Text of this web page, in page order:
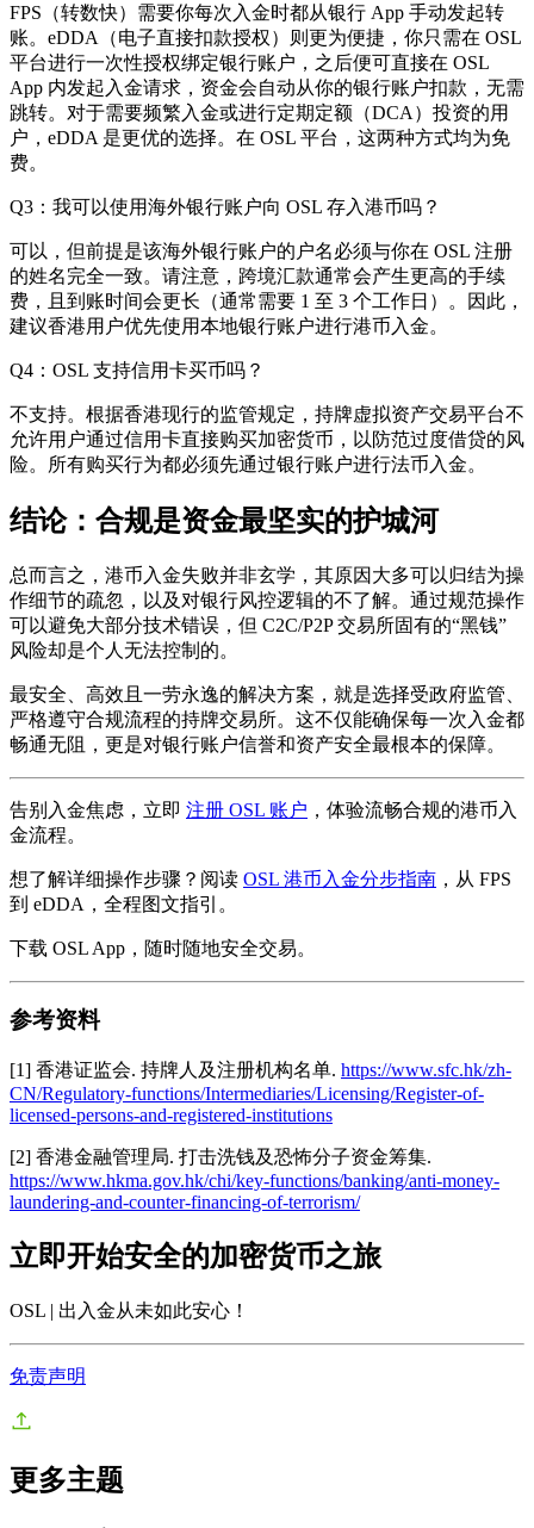
FPS（转数快）需要你每次入金时都从银行 App 手动发起转
账。eDDA（电子直接扣款授权）则更为便捷，你只需在 OSL
平台进行一次性授权绑定银行账户，之后便可直接在 OSL
App 内发起入金请求，资金会自动从你的银行账户扣款，无需
跳转。对于需要频繁入金或进行定期定额（DCA）投资的用
户，eDDA 是更优的选择。在 OSL 平台，这两种方式均为免
费。
Q3：我可以使用海外银行账户向 OSL 存入港币吗？
可以，但前提是该海外银行账户的户名必须与你在 OSL 注册
的姓名完全一致。请注意，跨境汇款通常会产生更高的手续
费，且到账时间会更长（通常需要 1 至 3 个工作日）。因此，
建议香港用户优先使用本地银行账户进行港币入金。
Q4：OSL 支持信用卡买币吗？
不支持。根据香港现行的监管规定，持牌虚拟资产交易平台不
允许用户通过信用卡直接购买加密货币，以防范过度借贷的风
险。所有购买行为都必须先通过银行账户进行法币入金。
结论：合规是资金最坚实的护城河
总而言之，港币入金失败并非玄学，其原因大多可以归结为操
作细节的疏忽，以及对银行风控逻辑的不了解。通过规范操作
可以避免大部分技术错误，但 C2C/P2P 交易所固有的“黑钱”
风险却是个人无法控制的。
最安全、高效且一劳永逸的解决方案，就是选择受政府监管、
严格遵守合规流程的持牌交易所。这不仅能确保每一次入金都
畅通无阻，更是对银行账户信誉和资产安全最根本的保障。
告别入金焦虑，立即 注册 OSL 账户 ，体验流畅合规的港币入
金流程。
想了解详细操作步骤？阅读 OSL 港币入金分步指南 ，从 FPS
到 eDDA，全程图文指引。
下载 OSL App，随时随地安全交易。
参考资料
[1] 香港证监会. 持牌人及注册机构名单. https://www.sfc.hk/zh-
CN/Regulatory-functions/Intermediaries/Licensing/Register-of-
licensed-persons-and-registered-institutions
[2] 香港金融管理局. 打击洗钱及恐怖分子资金筹集.
https://www.hkma.gov.hk/chi/key-functions/banking/anti-money-
laundering-and-counter-financing-of-terrorism/
立即开始安全的加密货币之旅
OSL | 出入金从未如此安心 ！
免责声明
更多主题